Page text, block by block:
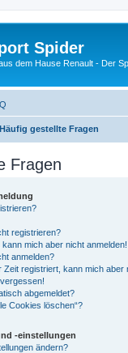
Spider
dem Hause Renault - Der
Häufig gestellte Fragen
Fragen
registrieren?
mich aber nicht anmelden!
anmelden?
Zeit registriert, kann mich aber
abgemeldet?
Cookies löschen“?
-einstellungen
ändern?